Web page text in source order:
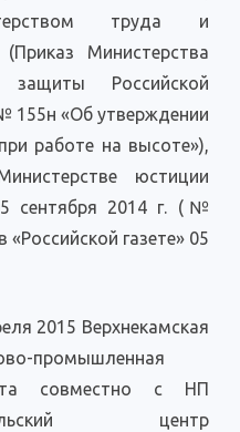
труда и
Министерства
Российской
155н «Об утверждении
работе на высоте»),
юстиции
сентября 2014 г. (№
газете» 05
2015 Верхнекамская
промышленная
совместно с НП
центр